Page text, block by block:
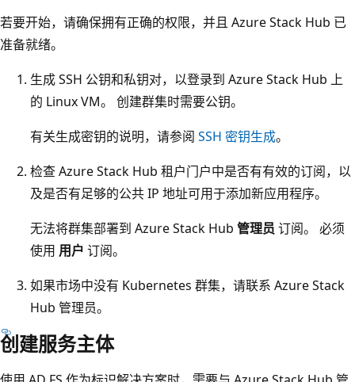
若要开始，请确保拥有正确的权限，并且 Azure Stack Hub 已
准备就绪。
生成 SSH 公钥和私钥对，以登录到 Azure Stack Hub 上
的 Linux VM。 创建群集时需要公钥。
有关生成密钥的说明，请参阅 SSH 密钥生成。
检查 Azure Stack Hub 租户门户中是否有有效的订阅，以
及是否有足够的公共 IP 地址可用于添加新应用程序。
无法将群集部署到 Azure Stack Hub 管理员 订阅。 必须
使用 用户 订阅。
如果市场中没有 Kubernetes 群集，请联系 Azure Stack
Hub 管理员。
创建服务主体